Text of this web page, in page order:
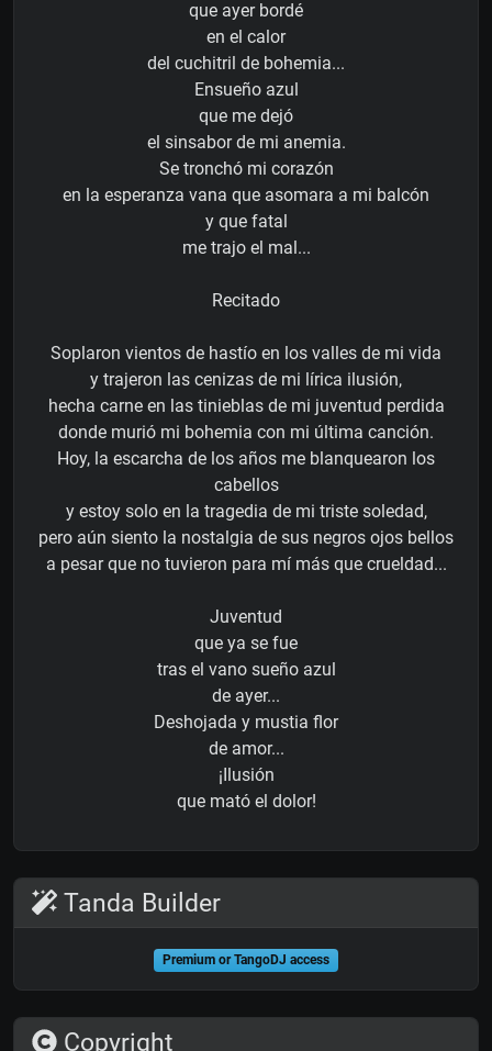
que ayer bordé
en el calor
del cuchitril de bohemia...
Ensueño azul
que me dejó
el sinsabor de mi anemia.
Se tronchó mi corazón
en la esperanza vana que asomara a mi balcón
y que fatal
me trajo el mal...
Recitado
Soplaron vientos de hastío en los valles de mi vida
y trajeron las cenizas de mi lírica ilusión,
hecha carne en las tinieblas de mi juventud perdida
donde murió mi bohemia con mi última canción.
Hoy, la escarcha de los años me blanquearon los
cabellos
y estoy solo en la tragedia de mi triste soledad,
pero aún siento la nostalgia de sus negros ojos bellos
a pesar que no tuvieron para mí más que crueldad...
Juventud
que ya se fue
tras el vano sueño azul
de ayer...
Deshojada y mustia flor
de amor...
¡Ilusión
que mató el dolor!
Tanda Builder
Premium or TangoDJ access
Copyright